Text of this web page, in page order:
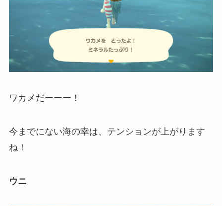
ワカメだーーー！
今までにない海の幸は、テンションが上がります
ね！
ウニ